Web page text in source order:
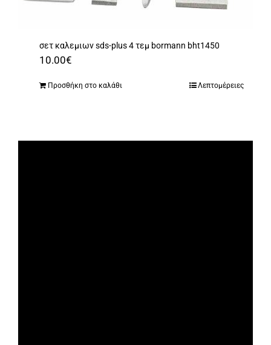
σετ καλεμιων sds-plus 4 τεμ bormann bht1450
10.00€
Προσθήκη στο καλάθι Λεπτομέρειες